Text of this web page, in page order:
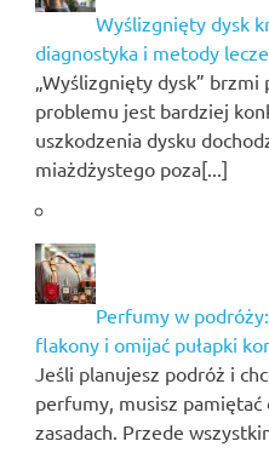
Wyślizgnięty dysk
diagnostyka i metody
„Wyślizgnięty dysk”
problemu jest bardziej
uszkodzenia dysku
miażdżystego poza[...]
Perfumy w
flakony i omijać pułapki
Jeśli planujesz podróż i
perfumy, musisz pamiętać
zasadach. Przede